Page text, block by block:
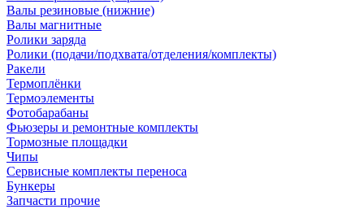
Валы резиновые (нижние)
Валы магнитные
Ролики заряда
Ролики (подачи/подхвата/отделения/комплекты)
Ракели
Термоплёнки
Термоэлементы
Фотобарабаны
Фьюзеры и ремонтные комплекты
Тормозные площадки
Чипы
Сервисные комплекты переноса
Бункеры
Запчасти прочие